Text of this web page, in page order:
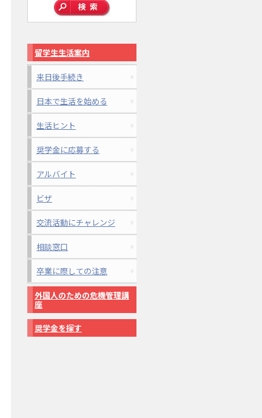
留学生生活案内
来日後手続き
日本で生活を始める
生活ヒント
奨学金に応募する
アルバイト
ビザ
交流活動にチャレンジ
相談窓口
卒業に際しての注意
外国人のための危機管理講
座
奨学金を探す